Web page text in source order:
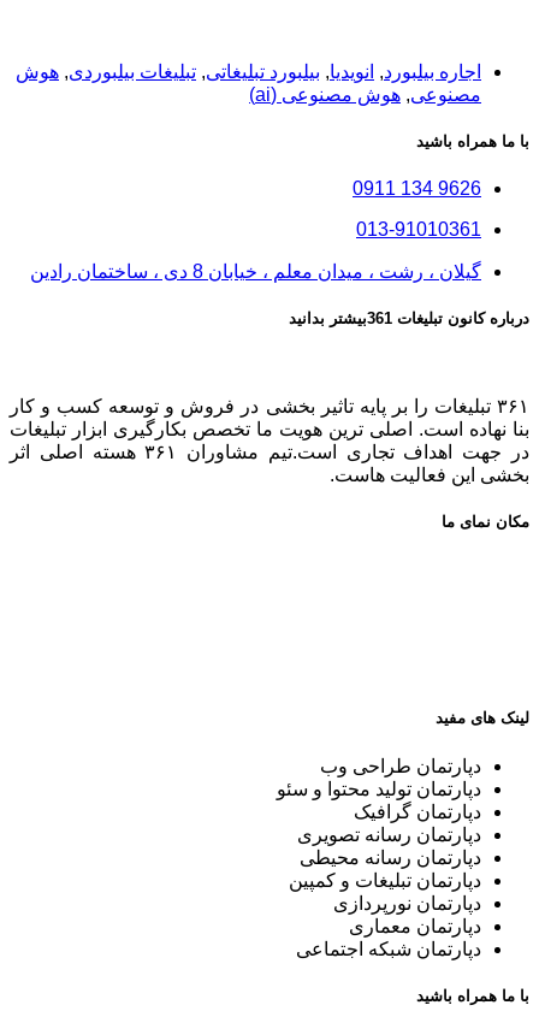
اجاره بیلبورد, انویدیا, بیلبورد تبلیغاتی, تبلیغات بیلبوردی, هوش
مصنوعی, هوش مصنوعی (ai)
با ما همراه باشید
9626 134 0911
013-91010361
گیلان ، رشت ، میدان معلم ، خیابان 8 دی ، ساختمان رادین
درباره کانون تبلیغات 361بیشتر بدانید
۳۶۱ تبلیغات را بر پایه تاثیر بخشی در فروش و توسعه کسب و کار
بنا نهاده است. اصلی ترین هویت ما تخصص بکارگیری ابزار تبلیغات
در جهت اهداف تجاری است.تیم مشاوران ۳۶۱ هسته اصلی اثر
بخشی این فعالیت هاست.
مکان نمای ما
لینک های مفید
دپارتمان طراحی وب
دپارتمان تولید محتوا و سئو
دپارتمان گرافیک
دپارتمان رسانه تصویری
دپارتمان رسانه محیطی
دپارتمان تبلیغات و کمپین
دپارتمان نورپردازی
دپارتمان معماری
دپارتمان شبکه اجتماعی
با ما همراه باشید